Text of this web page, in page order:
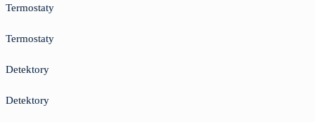
Termostaty
Termostaty
Detektory
Detektory